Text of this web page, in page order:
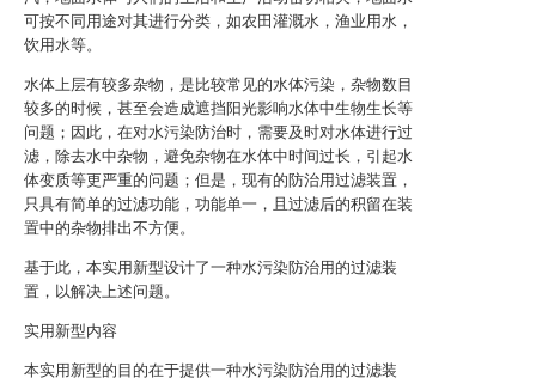
可按不同用途对其进行分类，如农田灌溉水，渔业用水，
饮用水等。
水体上层有较多杂物，是比较常见的水体污染，杂物数目
较多的时候，甚至会造成遮挡阳光影响水体中生物生长等
问题；因此，在对水污染防治时，需要及时对水体进行过
滤，除去水中杂物，避免杂物在水体中时间过长，引起水
体变质等更严重的问题；但是，现有的防治用过滤装置，
只具有简单的过滤功能，功能单一，且过滤后的积留在装
置中的杂物排出不方便。
基于此，本实用新型设计了一种水污染防治用的过滤装
置，以解决上述问题。
实用新型内容
本实用新型的目的在于提供一种水污染防治用的过滤装